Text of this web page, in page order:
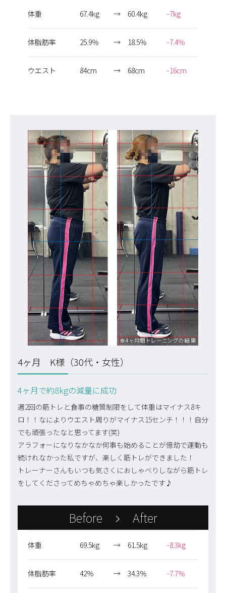
体重 67.4kg → 60.4kg -7kg
体脂肪率 25.9％ → 18.5％ -7.4％
ウエスト 84cm → 68cm -16cm
4ヶ月 K様（30代・女性）
4ヶ月で約8kgの減量に成功
週2回の筋トレと食事の糖質制限をして体重はマイナス8キ
ロ！！なによりウエスト周りがマイナス15センチ！！！自分
でも頑張ったなと思ってます(笑)
アラフォーになりなかなか何事も始めることが億劫で運動も
続けれなかった私ですが、楽しく筋トレができました！
トレーナーさんもいつも気さくにおしゃべりしながら筋トレ
をしてくださってめちゃめちゃ楽しかったです♪
Before After
体重 69.5kg → 61.5kg -8.3kg
体脂肪率 42％ → 34.3％ -7.7％